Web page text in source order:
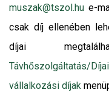
muszak@tszol.hu e-
csak díj ellenében
díjai
Távhőszolgáltatás/
vállalkozási díjak